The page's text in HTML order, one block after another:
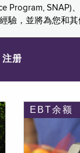
SNAP)
驗，並將為您和
注册
EBT余额